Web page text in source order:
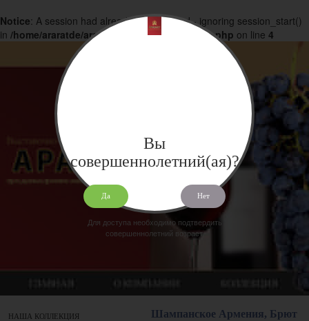
Notice: A session had already been started - ignoring session_start()
in /home/araratde/araratdeg.ru/docs/products.php on line 4
НАША КОЛЛЕКЦИЯ Шампанское Армения, Брют
Вы
совершеннолетний(ая)?
Да Нет
Для доступа необходимо подтвердить
совершеннолетний возраст.